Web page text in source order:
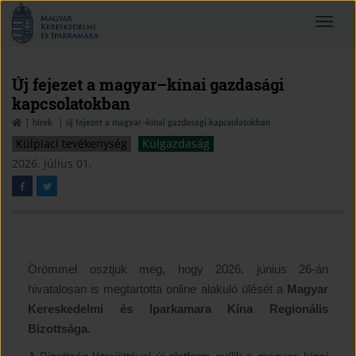
Magyar
Kereskedelmi
és
Toggle
Új fejezet a magyar–kínai gazdasági
kapcsolatokban
hírek új fejezet a magyar–kínai gazdasági kapcsolatokban
Külpiaci tevékenység
Külgazdaság
2026. július 01.
Örömmel osztjuk meg, hogy 2026. június 26-án
hivatalosan is megtartotta online alakuló ülését a Magyar
Kereskedelmi és Iparkamara Kína Regionális
Bizottsága.